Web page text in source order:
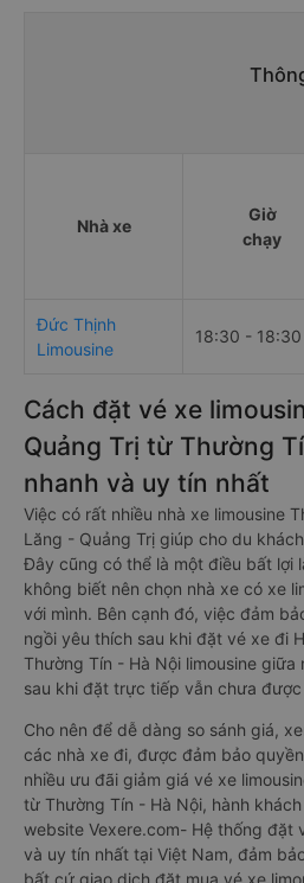
Nhà xe
Giờ
chạy
Đức Thịnh
Limousine
18:30 - 18:30
Cách đặt vé xe
Quảng Trị từ Thường
nhanh và uy tín nhất
Việc có rất nhiều nhà xe limousine
Lăng - Quảng Trị giúp cho du
Đây cũng có thể là một điều bất lợi
không biết nên chọn nhà xe có xe
với mình. Bên cạnh đó, việc đảm
ngồi yêu thích sau khi đặt vé xe đi
Thường Tín - Hà Nội limousine giữa
sau khi đặt trực tiếp vẫn chưa được
Cho nên để dễ dàng so sánh giá,
các nhà xe đi, được đảm bảo
nhiều ưu đãi giảm giá vé xe
từ Thường Tín - Hà Nội, hành
website Vexere.com- Hệ thống đặt
và uy tín nhất tại Việt Nam, đảm
bất cứ giao dịch đặt mua vé xe